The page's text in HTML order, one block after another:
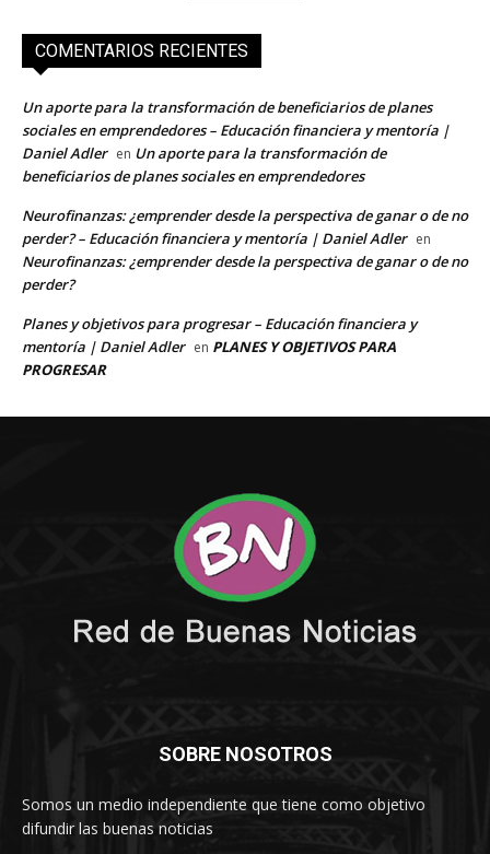
SOBRE NOSOTROS
Somos un medio independiente que tiene como objetivo
difundir las buenas noticias